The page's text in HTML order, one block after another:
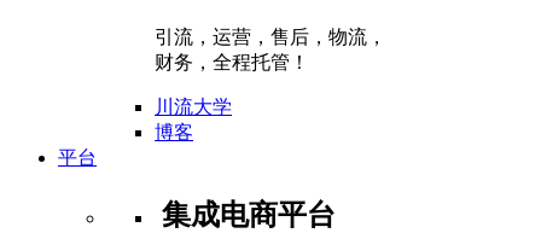
引流，运营，售后，物流，
财务，全程托管！
川流大学
博客
平台
集成电商平台